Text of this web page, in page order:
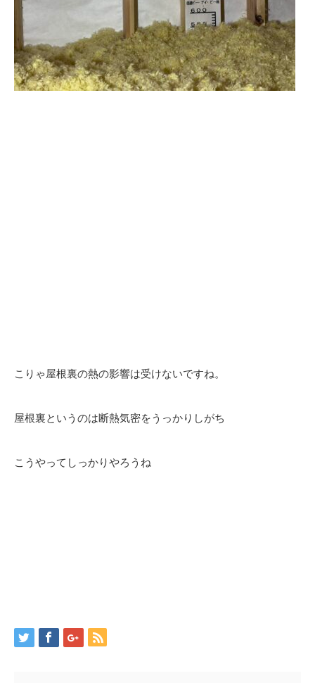
こりゃ屋根裏の熱の影響は受けないですね。
屋根裏というのは断熱気密をうっかりしがち
こうやってしっかりやろうね